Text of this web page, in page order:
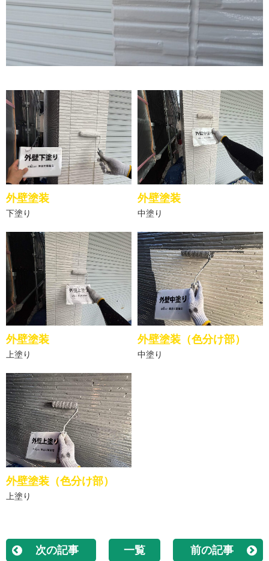
外壁塗装
下塗り
外壁塗装
中塗り
外壁塗装
上塗り
外壁塗装（色分け部）
中塗り
外壁塗装（色分け部）
上塗り
次の記事 一覧 前の記事